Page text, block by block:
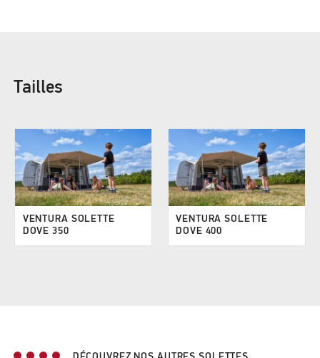
Tailles
VENTURA SOLETTE
DOVE 350
VENTURA SOLETTE
DOVE 400